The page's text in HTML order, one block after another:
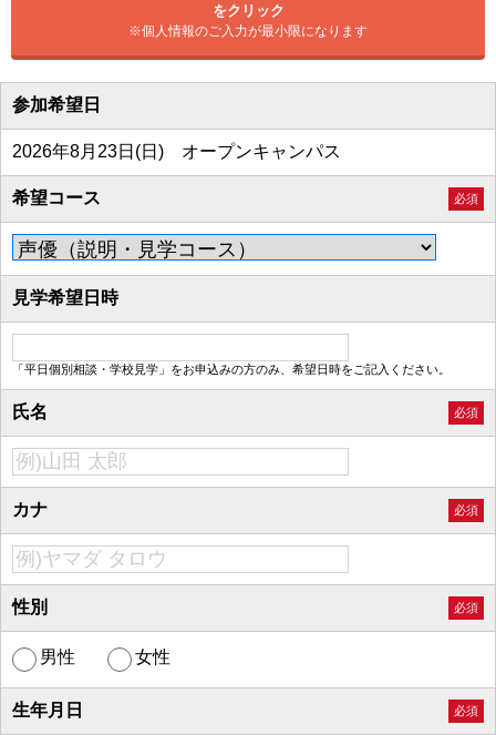
をクリック
※個人情報のご入力が最小限になります
参加希望日
2026年8月23日(日) オープンキャンパス
希望コース 必須
見学希望日時
「平日個別相談・学校見学」をお申込みの方のみ、希望日時をご記入ください。
氏名 必須
カナ 必須
性別 必須
男性 女性
生年月日 必須